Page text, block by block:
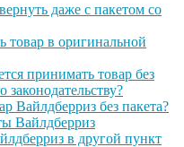
даже с пакетом со
товар в оригинальной
принимать товар без
законодательству?
Вайлдберриз без пакета?
Вайлдберриз
в другой пункт